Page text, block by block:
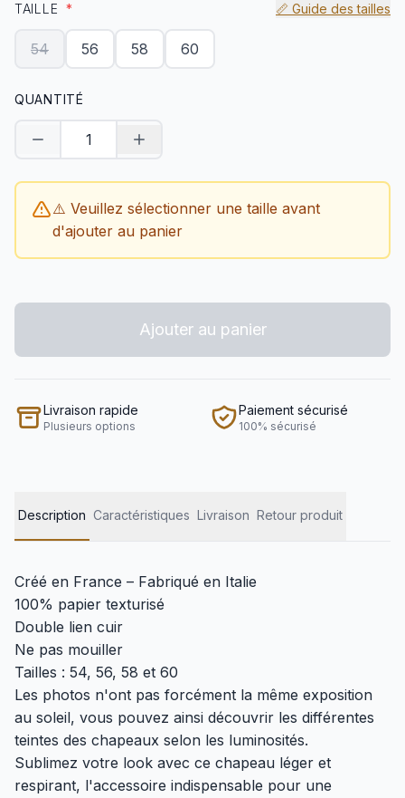
TAILLE * 📏 Guide des tailles
54 56 58 60
QUANTITÉ
Diminuer la quantitéAugmenter la quantité
⚠️ Veuillez sélectionner une taille avant
d'ajouter au panier
Ajouter au panier
Livraison rapide
Plusieurs options
Paiement sécurisé
100% sécurisé
Description Caractéristiques Livraison Retour produit
Créé en France – Fabriqué en Italie
100% papier texturisé
Double lien cuir
Ne pas mouiller
Tailles : 54, 56, 58 et 60
Les photos n'ont pas forcément la même exposition
au soleil, vous pouvez ainsi découvrir les différentes
teintes des chapeaux selon les luminosités.
Sublimez votre look avec ce chapeau léger et
respirant, l'accessoire indispensable pour une